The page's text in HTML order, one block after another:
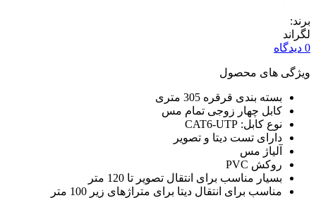
برند:
لگراند
0 دیدگاه
ویژگی های محصول
بسته بندی قرقره 305 متری
کابل چهار زوجی تمام مس
نوع کابل: CAT6-UTP
دارای تست دیتا و تصویر
آلیاژ مس
روکش PVC
بسیار مناسب برای انتقال تصویر تا 120 متر
مناسب برای انتقال دیتا برای متراژهای زیر 100 متر